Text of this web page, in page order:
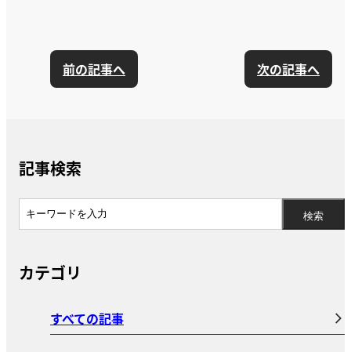
前の記事へ 次の記事へ
記事検索
カテゴリ
すべての記事